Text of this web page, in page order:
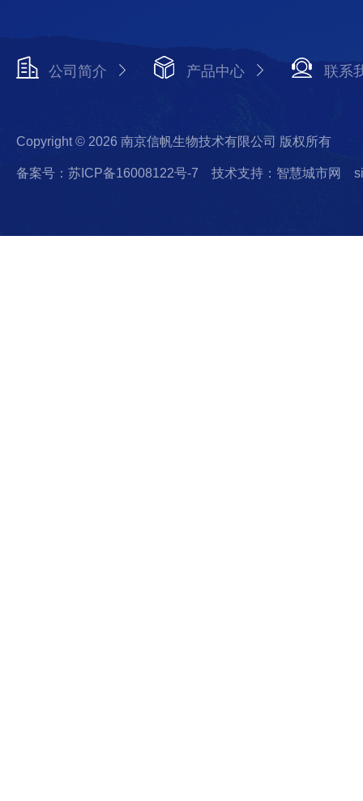
公司简介 产品中心 联系
Copyright © 2026 南京信帆生物技术有限公司 版权所有
备案号：苏ICP备16008122号-7 技术支持：智慧城市网